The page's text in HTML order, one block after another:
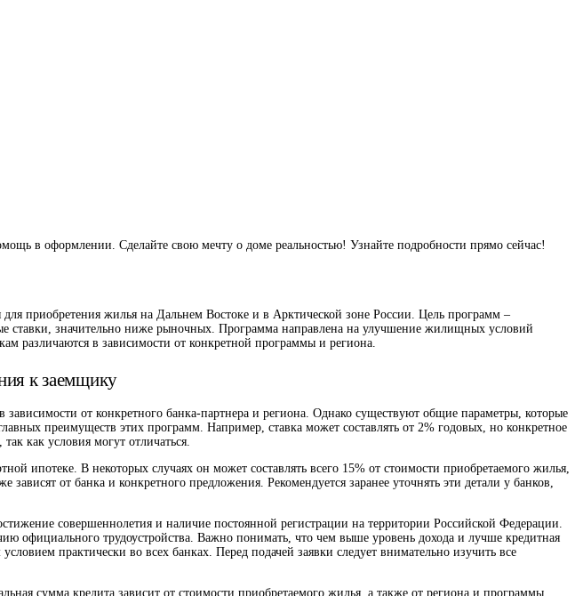
в оформлении. Сделайте свою мечту о доме реальностью! Узнайте подробности прямо сейчас!
приобретения жилья на Дальнем Востоке и в Арктической зоне России. Цель программ –
ставки, значительно ниже рыночных. Программа направлена на улучшение жилищных условий
различаются в зависимости от конкретной программы и региона.
к заемщику
от конкретного банка-партнера и региона. Однако существуют общие параметры, которые
преимуществ этих программ. Например, ставка может составлять от 2% годовых, но конкретное
как условия могут отличаться.
ипотеке. В некоторых случаях он может составлять всего 15% от стоимости приобретаемого жилья,
от банка и конкретного предложения. Рекомендуется заранее уточнять эти детали у банков,
совершеннолетия и наличие постоянной регистрации на территории Российской Федерации.
официального трудоустройства. Важно понимать, что чем выше уровень дохода и лучше кредитная
практически во всех банках. Перед подачей заявки следует внимательно изучить все
сумма кредита зависит от стоимости приобретаемого жилья, а также от региона и программы.